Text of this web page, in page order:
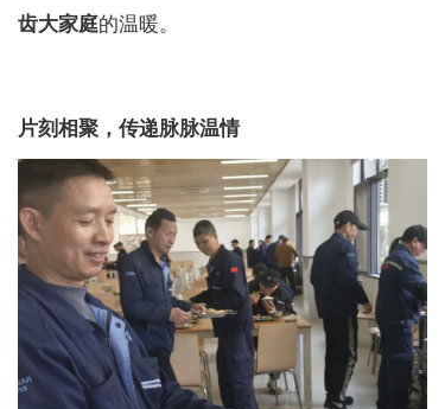
齿大家庭的温暖。
片刻相聚，传递脉脉温情